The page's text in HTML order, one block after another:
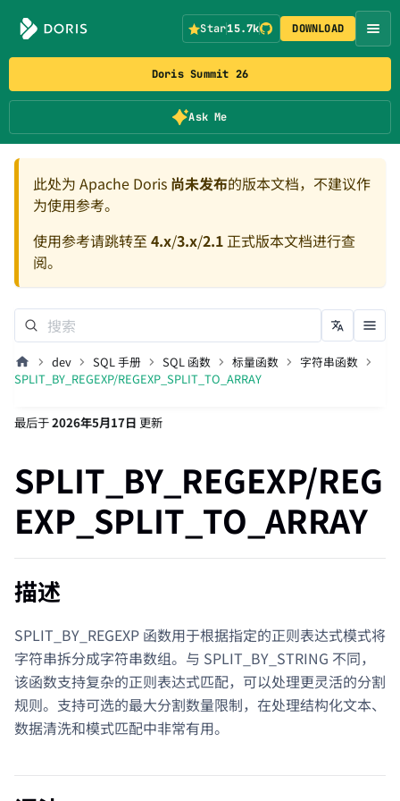
Doris Summit 26
Ask Me
Star15.7k DOWNLOAD
此处为 Apache Doris 尚未发布的版本文档，不建议作
为使用参考。
使用参考请跳转至 4.x/3.x/2.1正式版本文档进行查
阅。
dev SQL 手册 SQL 函数 标量函数
字符串函数
SPLIT_BY_REGEXP/REGEXP_SPLIT_TO_ARRAY
最后于2026年5月17日 更新
SPLIT_BY_REGEXP/REG
EXP_SPLIT_TO_ARRAY
描述
SPLIT_BY_REGEXP 函数用于根据指定的正则表达式模式将
字符串拆分成字符串数组。与 SPLIT_BY_STRING 不同，
该函数支持复杂的正则表达式匹配，可以处理更灵活的分割
规则。支持可选的最大分割数量限制，在处理结构化文本、
数据清洗和模式匹配中非常有用。